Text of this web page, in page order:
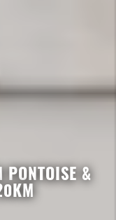
PONTOISE &